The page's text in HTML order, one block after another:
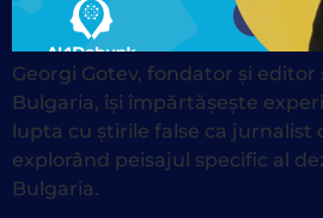
Georgi Gotev, fondator și editor
Bulgaria, își împărtășește
lupta cu știrile false ca jurnalist
explorând peisajul specific al
Bulgaria.